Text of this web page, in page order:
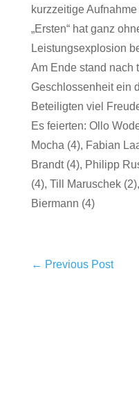
kurzzeitige
„Ersten“ hat ganz
Leistungsexplosion
Am Ende stand nach
Geschlossenheit ein
Beteiligten viel
Es feierten: Ollo
Mocha (4), Fabian
Brandt (4), Philipp
(4), Till Maruschek
Biermann (4)
← Previous Post